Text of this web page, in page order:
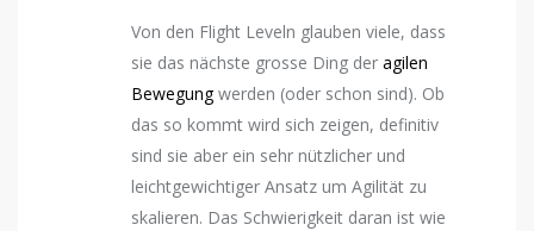
Von den Flight Leveln glauben viele, dass
sie das nächste grosse Ding der agilen
Bewegungwerden (oder schon sind). Ob
das so kommt wird sich zeigen, definitiv
sind sie aber ein sehr nützlicher und
leichtgewichtiger Ansatz um Agilität zu
skalieren. Das Schwierigkeit daran ist wie